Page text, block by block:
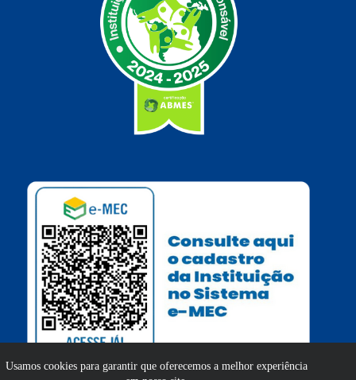
Usamos cookies para garantir que oferecemos a melhor experiência